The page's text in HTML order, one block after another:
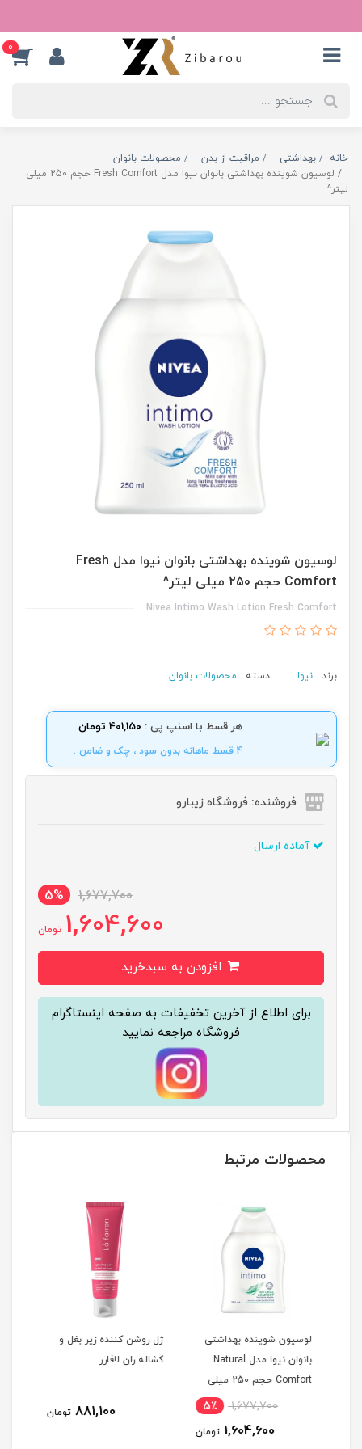
0
خانه بهداشتی مراقبت از بدن
محصولات بانوان
لوسیون شوینده بهداشتی بانوان نیوا مدل Fresh Comfort حجم 250 میلی
لیتر^
لوسیون شوینده بهداشتی بانوان نیوا مدل Fresh
Comfort حجم 250 میلی لیتر^
Nivea Intimo Wash Lotion Fresh Comfort
برند : نیوا دسته : محصولات بانوان
هر قسط با اسنپ پی : 401,150 تومان
4 قسط ماهانه بدون سود ، چک و ضامن .
فروشنده: فروشگاه زیبارو
آماده ارسال
1,677,700
5%
1,604,600 تومان
برای اطلاع از آخرین تخفیفات به صفحه اینستاگرام
فروشگاه مراجعه نمایید
محصولات مرتبط
لوسیون شوینده بهداشتی
بانوان نیوا مدل Natural
Comfort حجم 250 میلی
1,677,700 5٪
1,604,600 تومان
ژل روشن کننده زیر بغل و
کشاله ران لافارر
881,100 تومان